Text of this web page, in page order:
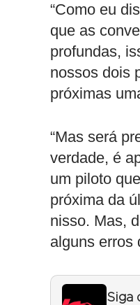
“Como eu
que as
profundas,
nossos dois
próximas
“Mas será
verdade, é
um piloto
próxima da
nisso. Mas,
alguns erros
Siga